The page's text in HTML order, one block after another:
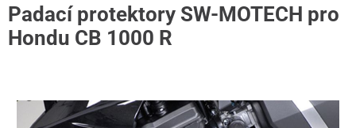
Padací protektory SW-MOTECH pro
Hondu CB 1000 R